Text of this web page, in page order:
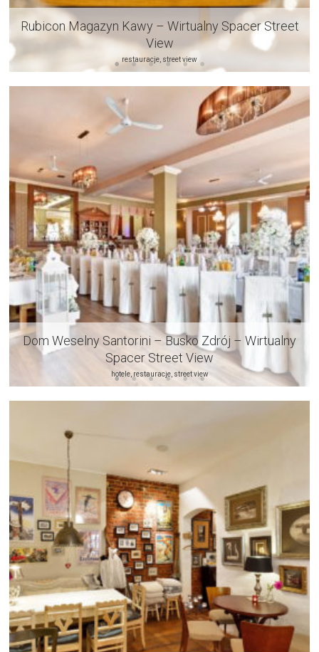
Rubicon Magazyn Kawy – Wirtualny Spacer Street
View
restauracje, street view
Dom Weselny Santorini – Busko Zdrój – Wirtualny
Spacer Street View
hotele, restauracje, street view